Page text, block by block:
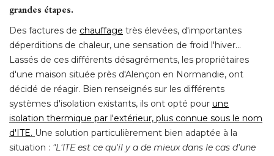
grandes étapes.
Des factures de chauffage très élevées, d'importantes
déperditions de chaleur, une sensation de froid l'hiver...
Lassés de ces différents désagréments, les propriétaires
d'une maison située près d'Alençon en Normandie, ont
décidé de réagir. Bien renseignés sur les différents
systèmes d'isolation existants, ils ont opté pour une
isolation thermique par l'extérieur, plus connue sous le nom
d'ITE. Une solution particulièrement bien adaptée à la
situation : "L'ITE est ce qu'il y a de mieux dans le cas d'une